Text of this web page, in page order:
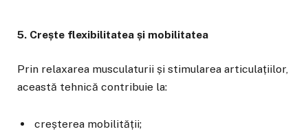
5. Crește flexibilitatea și mobilitatea
Prin relaxarea musculaturii și stimularea articulațiilor,
această tehnică contribuie la:
creșterea mobilității;